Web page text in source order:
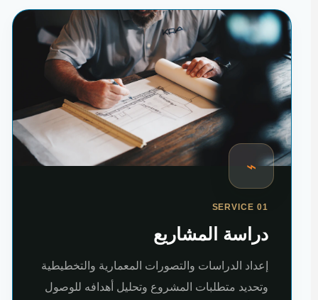
⌁
SERVICE 01
دراسة المشاريع
إعداد الدراسات والتصورات المعمارية والتخطيطية
وتحديد متطلبات المشروع وتحليل أهدافه للوصول